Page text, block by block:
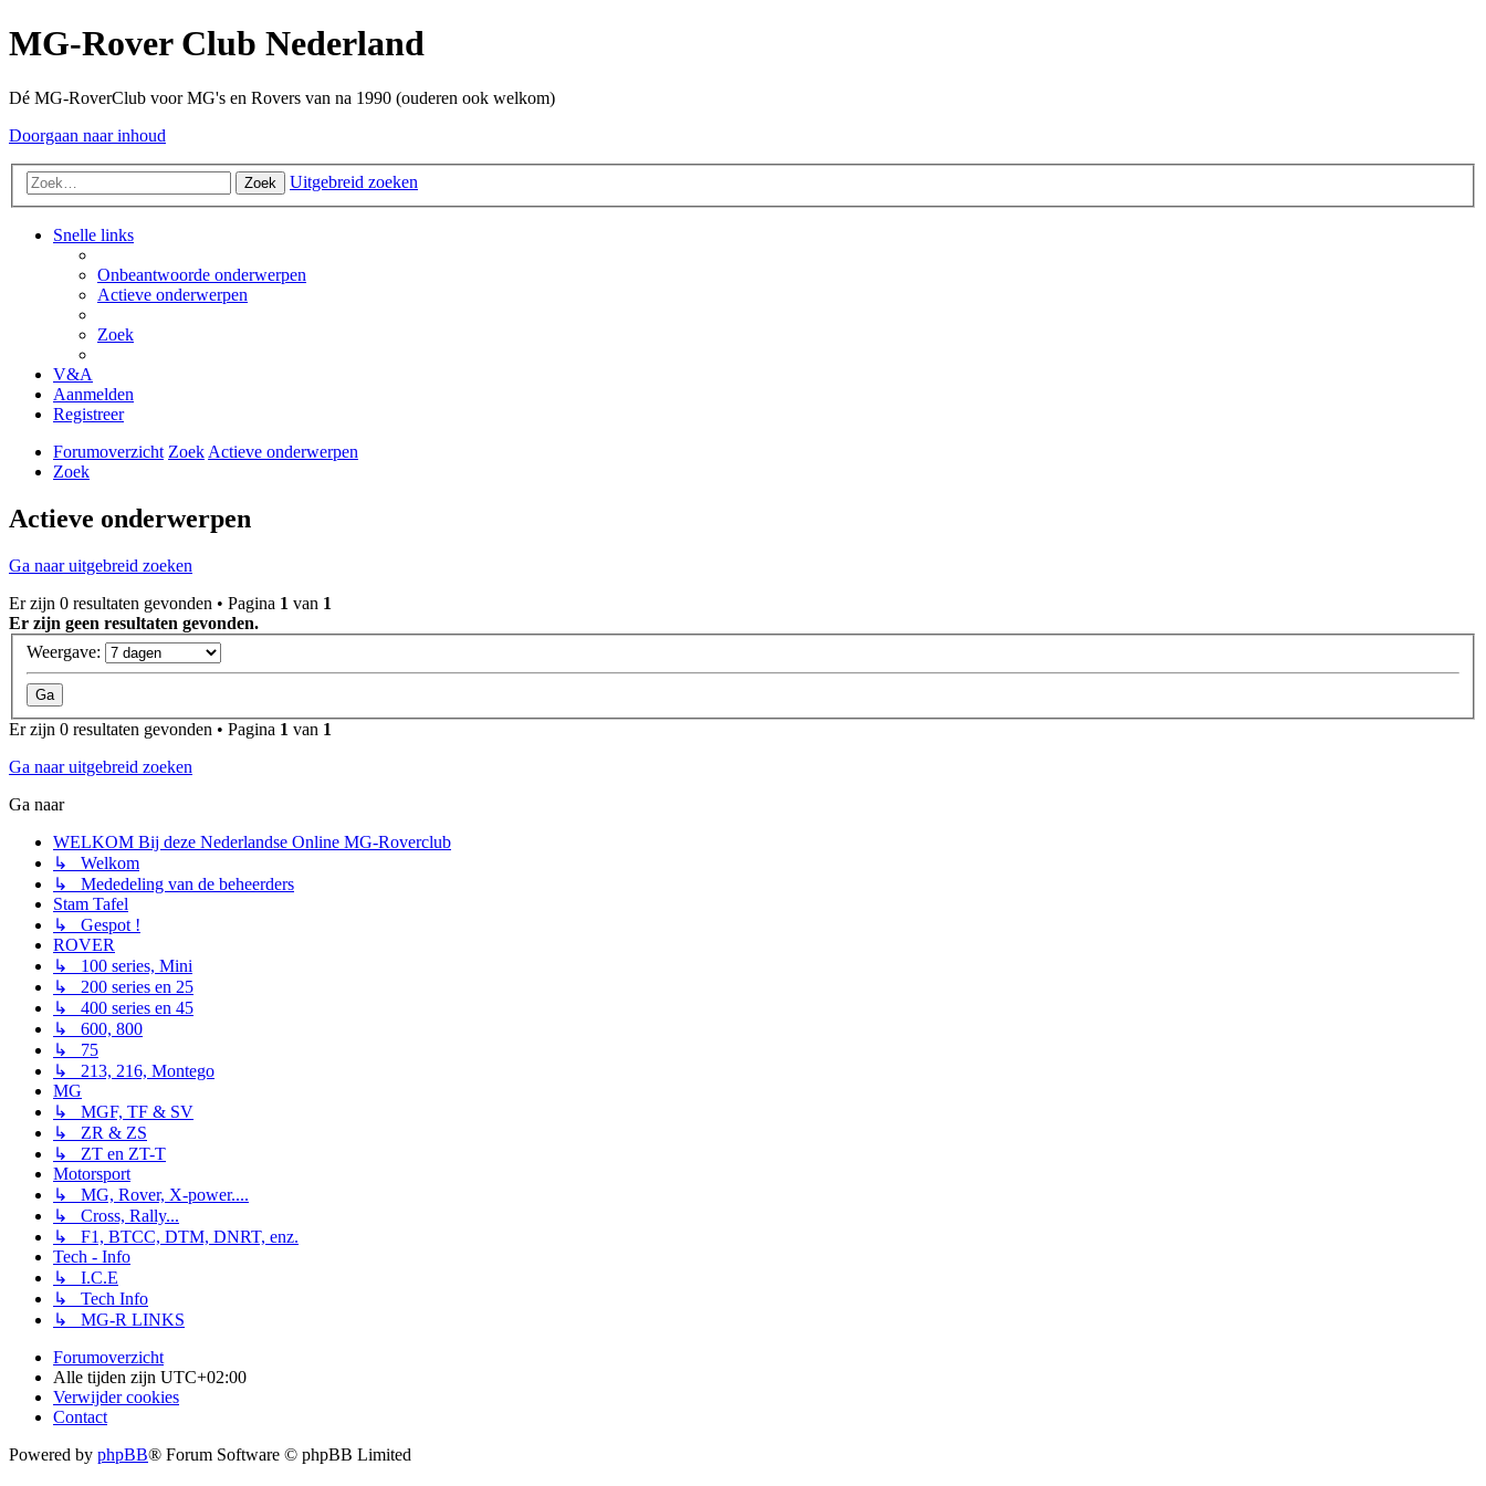
MG-Rover Club Nederland
Dé MG-RoverClub voor MG's en Rovers van na 1990 (ouderen ook welkom)
Doorgaan naar inhoud
Zoek Uitgebreid zoeken
Snelle links
Onbeantwoorde onderwerpen
Actieve onderwerpen
Zoek
V&A
Aanmelden
Registreer
Forumoverzicht ZoekActieve onderwerpen
Zoek
Actieve onderwerpen
Ga naar uitgebreid zoeken
Er zijn 0 resultaten gevonden • Pagina 1 van 1
Er zijn geen resultaten gevonden.
Weergave:
Er zijn 0 resultaten gevonden • Pagina 1 van 1
Ga naar uitgebreid zoeken
Ga naar
WELKOM Bij deze Nederlandse Online MG-Roverclub
↳ Welkom
↳ Mededeling van de beheerders
Stam Tafel
↳ Gespot !
ROVER
↳ 100 series, Mini
↳ 200 series en 25
↳ 400 series en 45
↳ 600, 800
↳ 75
↳ 213, 216, Montego
MG
↳ MGF, TF & SV
↳ ZR & ZS
↳ ZT en ZT-T
Motorsport
↳ MG, Rover, X-power....
↳ Cross, Rally...
↳ F1, BTCC, DTM, DNRT, enz.
Tech - Info
↳ I.C.E
↳ Tech Info
↳ MG-R LINKS
Forumoverzicht
Alle tijden zijn UTC+02:00
Verwijder cookies
Contact
Powered by phpBB® Forum Software © phpBB Limited